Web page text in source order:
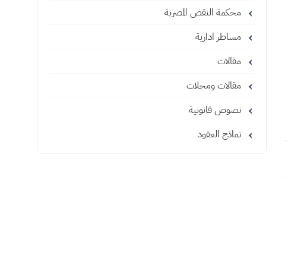
محكمة النقض المصرية
مساطر ادارية
مقالات
مقالات ومجلات
نصوص قانونية
نماذج العقود